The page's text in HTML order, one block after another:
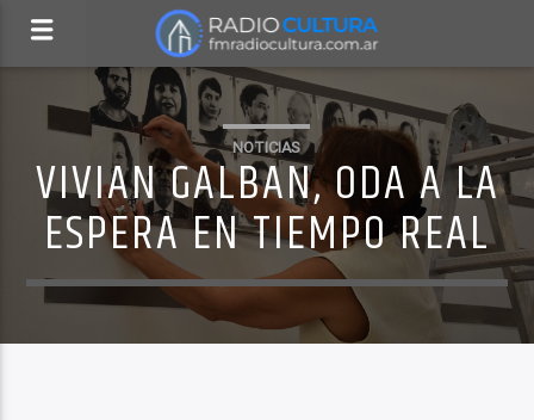
NOTICIAS
VIVIAN GALBAN, ODA A LA
ESPERA EN TIEMPO REAL